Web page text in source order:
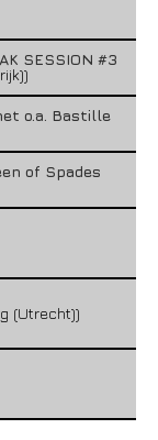
SESSION #3
o.a. Bastille
of Spades
(Utrecht))